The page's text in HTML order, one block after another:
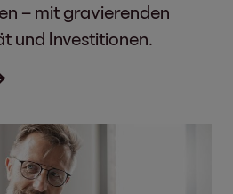
– mit gravierenden
und Investitionen.